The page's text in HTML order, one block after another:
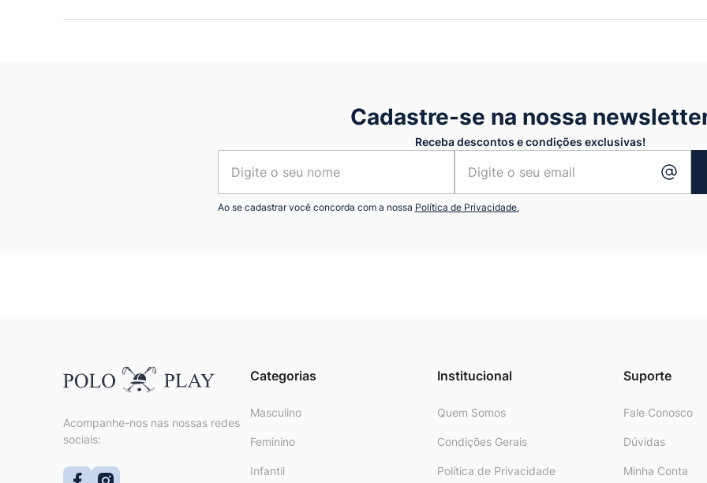
Cadastre-se na nossa
Receba descontos e condições exclusivas!
Ao se cadastrar você concorda com a nossa Política de Privacidade.
Acompanhe-nos nas nossas redes
sociais:
Categorias
Masculino
Feminino
Infantil
Institucional
Quem Somos
Condições Gerais
Política de Privacidade
Suporte
Fale Conosco
Dúvidas
Minha Conta